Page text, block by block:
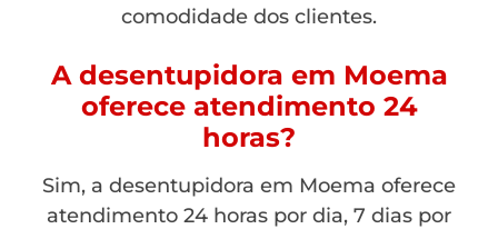
comodidade dos clientes.
A desentupidora em Moema
oferece atendimento 24
horas?
Sim, a desentupidora em Moema oferece
atendimento 24 horas por dia, 7 dias por